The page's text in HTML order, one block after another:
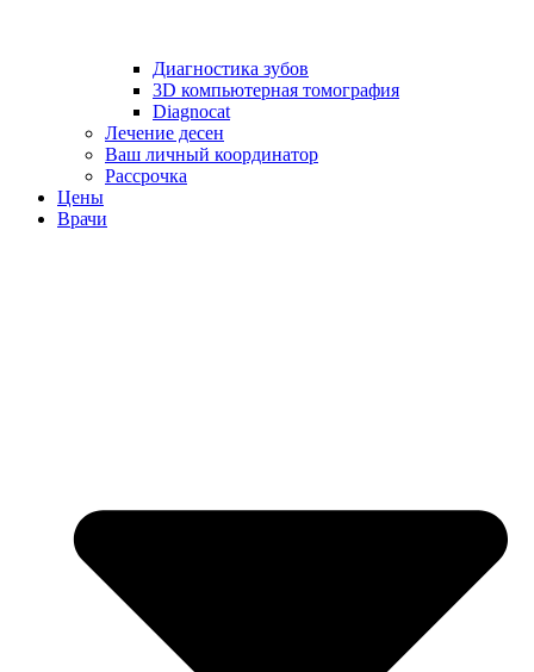
Диагностика зубов
3D компьютерная томография
Diagnocat
Лечение десен
Ваш личный координатор
Рассрочка
Цены
Врачи